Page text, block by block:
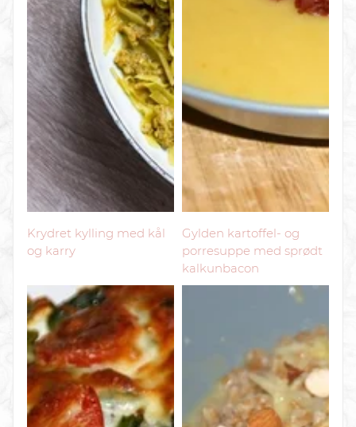
Krydret kylling med kål
og karry
Gylden kartoffel- og
porresuppe med sprødt
kalkunbacon